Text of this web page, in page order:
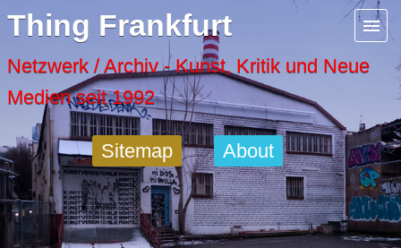
Thing Frankfurt
Netzwerk / Archiv - Kunst, Kritik und Neue
Medien seit 1992
Sitemap About
Home »Tags» Artspace
Menu
Artspaces
Cool Places
Frankfurt Diary
Activity